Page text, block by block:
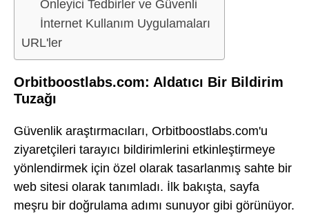
Önleyici Tedbirler ve Güvenli
İnternet Kullanım Uygulamaları
URL'ler
Orbitboostlabs.com: Aldatıcı Bir Bildirim
Tuzağı
Güvenlik araştırmacıları, Orbitboostlabs.com'u
ziyaretçileri tarayıcı bildirimlerini etkinleştirmeye
yönlendirmek için özel olarak tasarlanmış sahte bir
web sitesi olarak tanımladı. İlk bakışta, sayfa
meşru bir doğrulama adımı sunuyor gibi görünüyor.